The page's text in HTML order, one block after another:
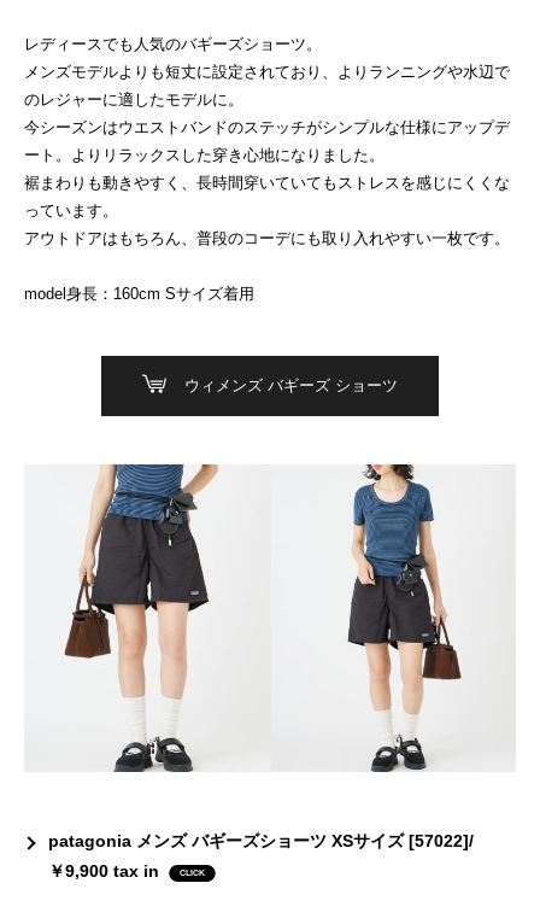
レディースでも人気のバギーズショーツ。
メンズモデルよりも短丈に設定されており、よりランニングや水辺で
のレジャーに適したモデルに。
今シーズンはウエストバンドのステッチがシンプルな仕様にアップデ
ート。よりリラックスした穿き心地になりました。
裾まわりも動きやすく、長時間穿いていてもストレスを感じにくくな
っています。
アウトドアはもちろん、普段のコーデにも取り入れやすい一枚です。
model身長：160cm Sサイズ着用
ウィメンズ バギーズ ショーツ
patagonia メンズ バギーズショーツ XSサイズ [57022]/
￥9,900 tax in